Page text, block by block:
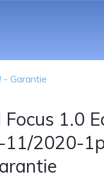
- Garantie
Focus 1.0
11/2020-